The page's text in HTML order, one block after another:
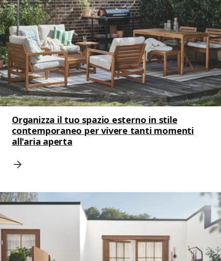
Organizza il tuo spazio esterno in stile
contemporaneo per vivere tanti momenti
all'aria aperta